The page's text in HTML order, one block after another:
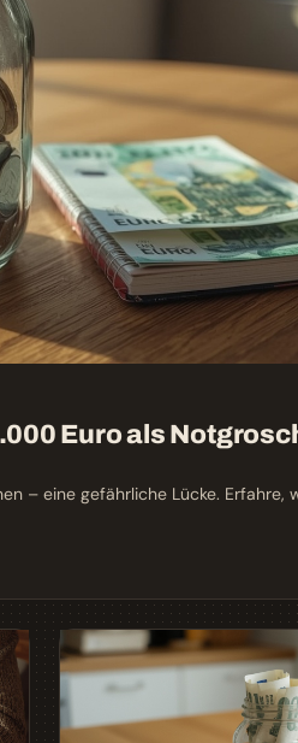
Euro als
– eine gefährliche Lücke. Erfahre,